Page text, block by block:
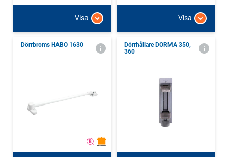
Visa Visa
Dörrbroms HABO 1630
Dörrhållare DORMA 350,
360